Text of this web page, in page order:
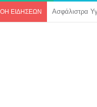
ΕΙΔΗΣΕΩΝ